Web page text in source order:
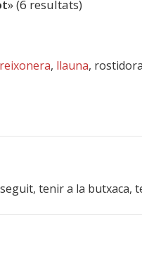
» (6 resultats)
, llauna, rostidora
tenir a la butxaca,